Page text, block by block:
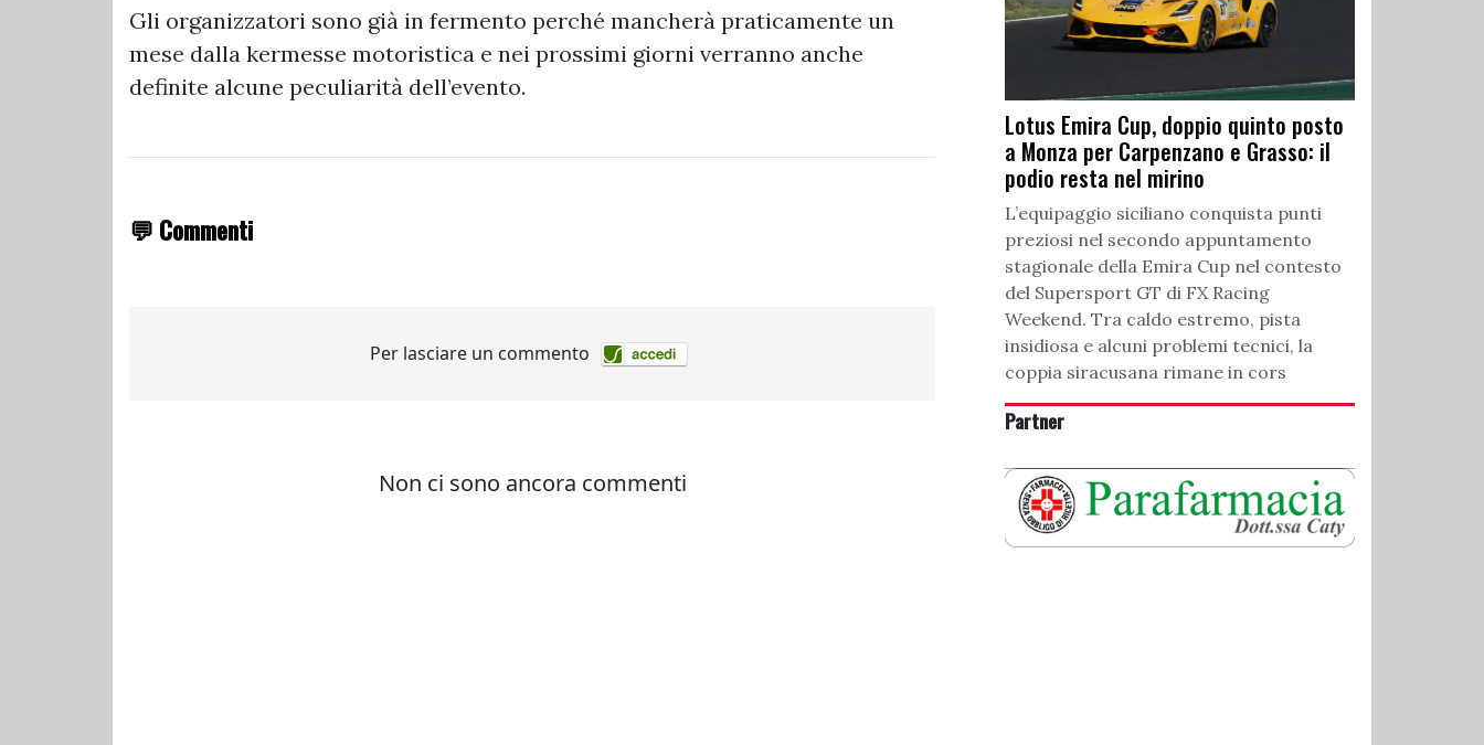
Gli organizzatori sono già in fermento perché mancherà praticamente un
mese dalla kermesse motoristica e nei prossimi giorni verranno anche
definite alcune peculiarità dell’evento.
💬 Commenti
Lotus Emira Cup, doppio quinto posto
a Monza per Carpenzano e Grasso: il
podio resta nel mirino
L’equipaggio siciliano conquista punti
preziosi nel secondo appuntamento
stagionale della Emira Cup nel contesto
del Supersport GT di FX Racing
Weekend. Tra caldo estremo, pista
insidiosa e alcuni problemi tecnici, la
coppia siracusana rimane in cors
Partner